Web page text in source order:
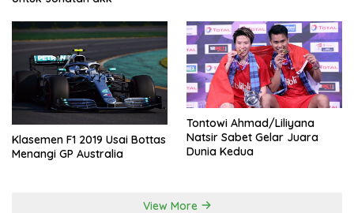
Klasemen F1 2019 Usai Bottas
Menangi GP Australia
Tontowi Ahmad/Liliyana
Natsir Sabet Gelar Juara
Dunia Kedua
View More